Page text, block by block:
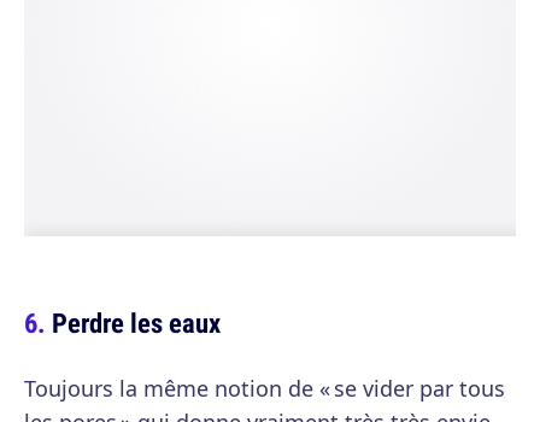
Perdre les eaux
Toujours la même notion de « se vider par tous